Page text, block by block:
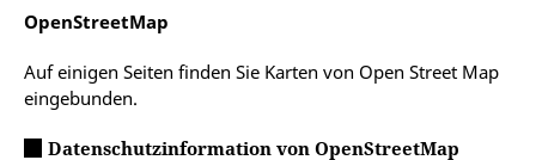
OpenStreetMap
Auf einigen Seiten finden Sie Karten von Open Street Map
eingebunden.
Datenschutzinformation von OpenStreetMap